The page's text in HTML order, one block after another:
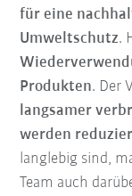
für eine
Umweltschutz.
Produkten. Der
langsamer
werden
langlebig sind,
Team auch